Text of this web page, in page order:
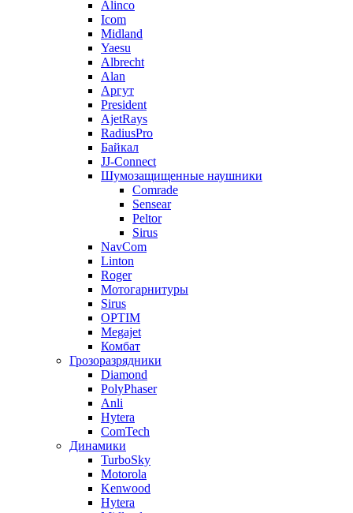
Alinco
Icom
Midland
Yaesu
Albrecht
Alan
Аргут
President
AjetRays
RadiusPro
Байкал
JJ-Connect
Шумозащищенные наушники
Comrade
Sensear
Peltor
Sirus
NavCom
Linton
Roger
Мотогарнитуры
Sirus
OPTIM
Megajet
Комбат
Грозоразрядники
Diamond
PolyPhaser
Anli
Hytera
ComTech
Динамики
TurboSky
Motorola
Kenwood
Hytera